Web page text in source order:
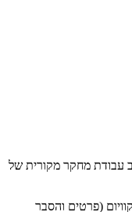
עבודת מחקר מקורית של
(פרטים והסבר